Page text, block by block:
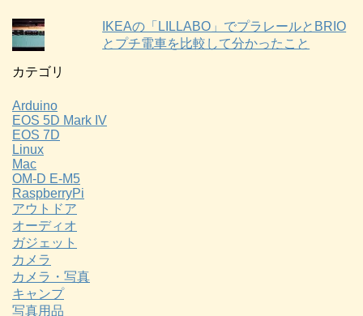
IKEAの「LILLABO」でプラレールとBRIO
とプチ電車を比較して分かったこと
カテゴリ
Arduino
EOS 5D Mark IV
EOS 7D
Linux
Mac
OM-D E-M5
RaspberryPi
アウトドア
オーディオ
ガジェット
カメラ
カメラ・写真
キャンプ
写真用品